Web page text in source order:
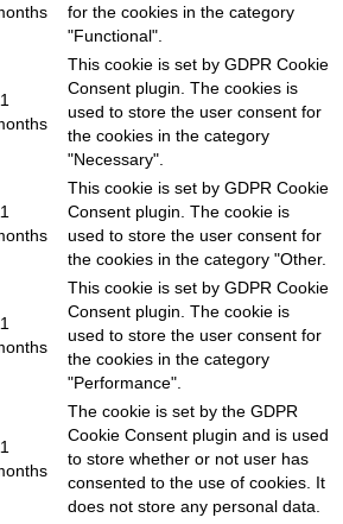
for the cookies in the category
"Functional".
This cookie is set by GDPR Cookie
Consent plugin. The cookies is
used to store the user consent for
the cookies in the category
"Necessary".
This cookie is set by GDPR Cookie
Consent plugin. The cookie is
used to store the user consent for
the cookies in the category "Other.
This cookie is set by GDPR Cookie
Consent plugin. The cookie is
used to store the user consent for
the cookies in the category
"Performance".
The cookie is set by the GDPR
Cookie Consent plugin and is used
to store whether or not user has
consented to the use of cookies. It
does not store any personal data.